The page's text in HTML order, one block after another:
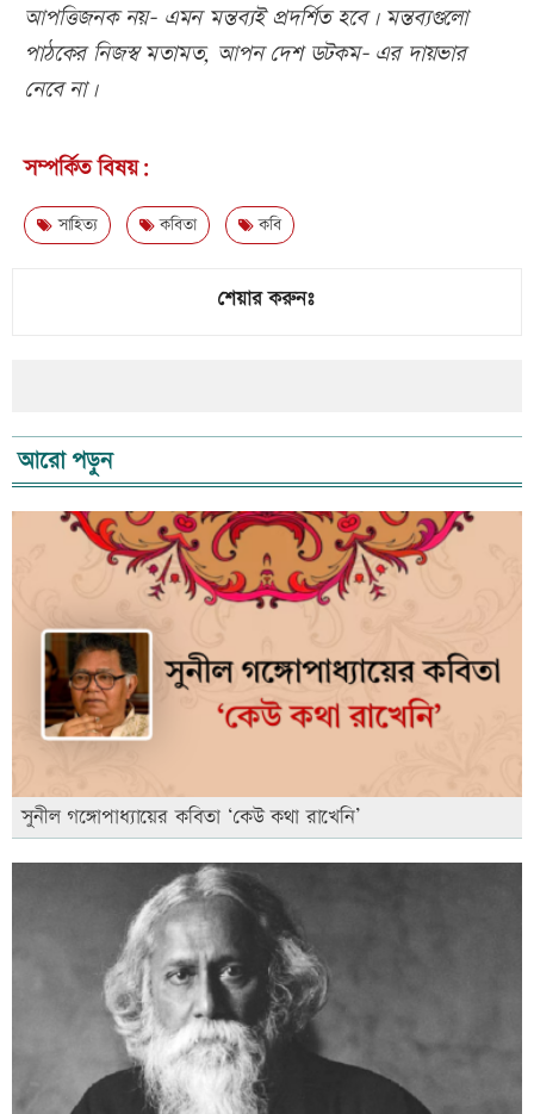
আপত্তিজনক নয়- এমন মন্তব্যই প্রদর্শিত হবে। মন্তব্যগুলো
পাঠকের নিজস্ব মতামত, আপন দেশ ডটকম- এর দায়ভার
নেবে না।
সম্পর্কিত বিষয়:
সাহিত্য কবিতা কবি
শেয়ার করুনঃ
আরো পড়ুন
সুনীল গঙ্গোপাধ্যায়ের কবিতা ‘কেউ কথা রাখেনি’